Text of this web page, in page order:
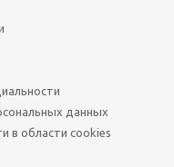
данных
в области cookies